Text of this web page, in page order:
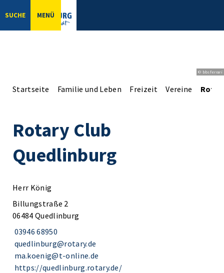
SUCHE MENÜ
© bbsferrari
Startseite Familie und Leben Freizeit Vereine
Rotary Club
Quedlinburg
Herr König
Billungstraße 2
06484 Quedlinburg
03946 68950
quedlinburg@rotary.de
ma.koenig@t-online.de
https://quedlinburg.rotary.de/